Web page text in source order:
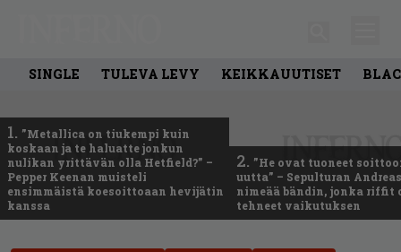
SINGLE TULEVA LEVY KEIKKAUUTISET
1. ”Metallica on tiukempi kuin
koskaan ja te haluatte jonkun
nulikan yrittävän olla Hetfield?” –
Pepper Keenan muisteli
ensimmäistä koesoittoaan hevijätin
kanssa
2. ”He ovat tuoneet
uutta” – Sepulturan
nimeää bändin, jonka riffit
tehneet vaikutuksen